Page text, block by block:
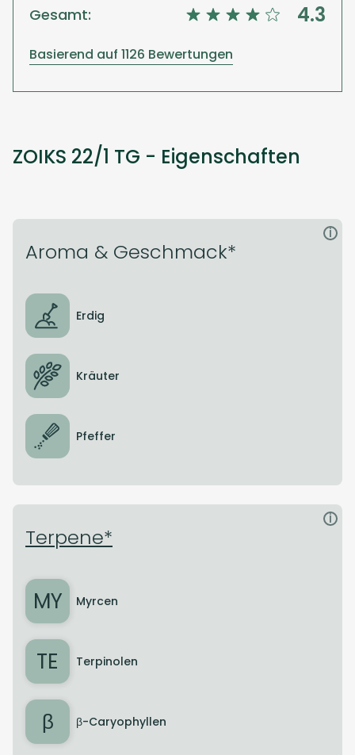
Gesamt:
4.3
Basierend auf 1126 Bewertungen
ZOIKS 22/1 TG - Eigenschaften
Aroma & Geschmack*
i
Erdig
Kräuter
Pfeffer
Terpene*
i
MY Myrcen
TE Terpinolen
β β-Caryophyllen